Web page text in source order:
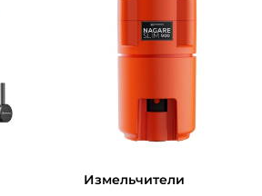
Измельчители